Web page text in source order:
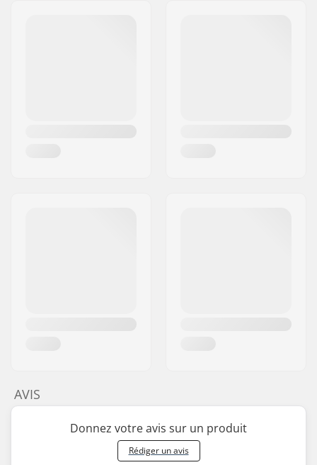
AVIS
Donnez votre avis sur un produit
Rédiger un avis